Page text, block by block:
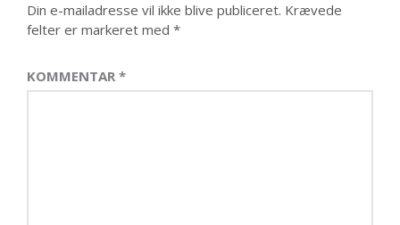
Din e-mailadresse vil ikke blive publiceret. Krævede
felter er markeret med *
KOMMENTAR *